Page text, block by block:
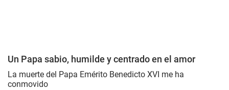
Un Papa sabio, humilde y centrado en el amor
La muerte del Papa Emérito Benedicto XVI me ha
conmovido